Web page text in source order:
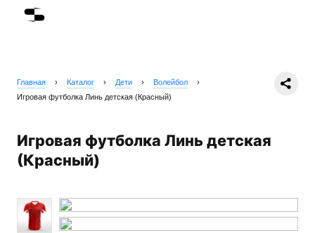
Главная › Каталог › Дети › Волейбол
›
Игровая футболка Линь детская (Красный)
Игровая футболка Линь детская
(Красный)